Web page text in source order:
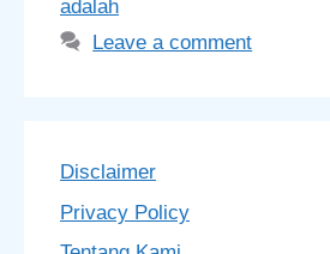
adalah
Leave a comment
Disclaimer
Privacy Policy